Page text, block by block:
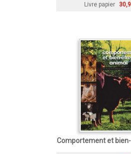
Livre papier
Comportement et